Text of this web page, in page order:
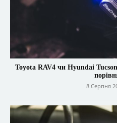
Toyota RAV4 чи Hyundai
8 Серпня